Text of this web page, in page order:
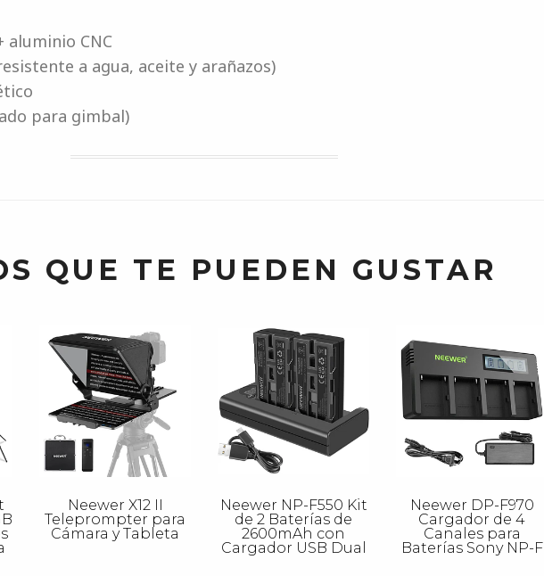
CNC
a agua, aceite y arañazos)
para gimbal)
QUE TE PUEDEN GUSTAR
Neewer X12 II
Teleprompter para
Cámara y Tableta
Neewer NP-F550 Kit
de 2 Baterías de
2600mAh con
Cargador USB Dual
Neewer DP-F970
Cargador de 4
Canales para
Baterías Sony NP-F